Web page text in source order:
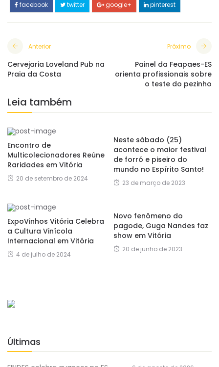
facebook twitter google+ pinterest
Anterior
Cervejaria Loveland Pub na
Praia da Costa
Próximo
Painel da Feapaes-ES
orienta profissionais sobre
o teste do pezinho
Leia também
Encontro de
Multicolecionadores Reúne
Raridades em Vitória
20 de setembro de 2024
Neste sábado (25)
acontece o maior festival
de forró e piseiro do
mundo no Espírito Santo!
23 de março de 2023
ExpoVinhos Vitória Celebra
a Cultura Vinícola
Internacional em Vitória
4 de julho de 2024
Novo fenômeno do
pagode, Guga Nandes faz
show em Vitória
20 de junho de 2023
Últimas